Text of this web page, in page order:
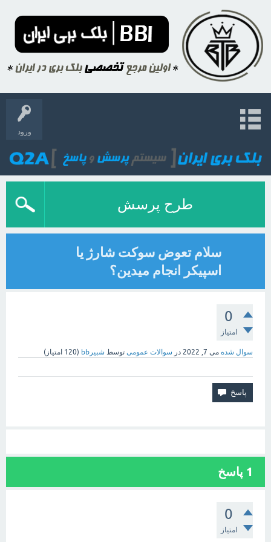
ورود
طرح پرسش
سلام تعوض سوکت شارژ یا
اسپیکر انجام میدین؟
0
امتیاز
سوال شده می 7, 2022 در سوالات عمومی توسط شبیرbb (
120 امتیاز)
1 پاسخ
0
امتیاز